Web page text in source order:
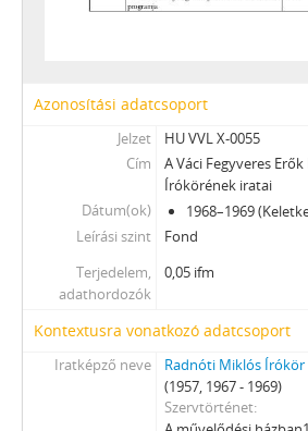
Azonosítási adatcsoport
Jelzet
HU VVL X-0055
Cím
A Váci Fegyveres
Írókörének iratai
Dátum(ok)
1968–1969
Leírási szint
Fond
Terjedelem,
adathordozók
0,05 ifm
Kontextusra vonatkozó adatcsoport
Iratképző neve
Radnóti Miklós Írókör
(1957, 1967 - 1969)
Szervtörténet